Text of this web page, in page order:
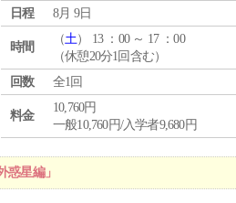
日程 8月 9日
時間
（土） 13 ：00 ～ 17 ：00
（休憩20分1回含む）
回数
全1回
料金
10,760円
一般10,760円/入学者9,680円
惑星編」